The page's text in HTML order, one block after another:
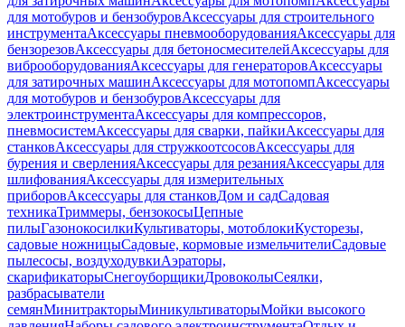
для мотобуров и бензобуровАксессуары для строительного
инструментаАксессуары пневмооборудованияАксессуары для
бензорезовАксессуары для бетоносмесителейАксессуары для
виброоборудованияАксессуары для генераторовАксессуары
для затирочных машинАксессуары для мотопомпАксессуары
для мотобуров и бензобуровАксессуары для
электроинструментаАксессуары для компрессоров,
пневмосистемАксессуары для сварки, пайкиАксессуары для
станковАксессуары для стружкоотсосовАксессуары для
бурения и сверленияАксессуары для резанияАксессуары для
шлифованияАксессуары для измерительных
приборовАксессуары для станковДом и садСадовая
техникаТриммеры, бензокосыЦепные
пилыГазонокосилкиКультиваторы, мотоблокиКусторезы,
садовые ножницыСадовые, кормовые измельчителиСадовые
пылесосы, воздуходувкиАэраторы,
скарификаторыСнегоуборщикиДровоколыСеялки,
разбрасыватели
семянМинитракторыМиникультиваторыМойки высокого